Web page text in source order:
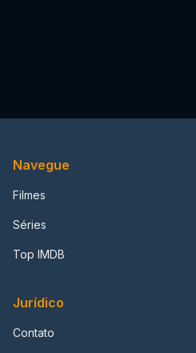
Navegue
Filmes
Séries
Top IMDB
Jurídico
Contato